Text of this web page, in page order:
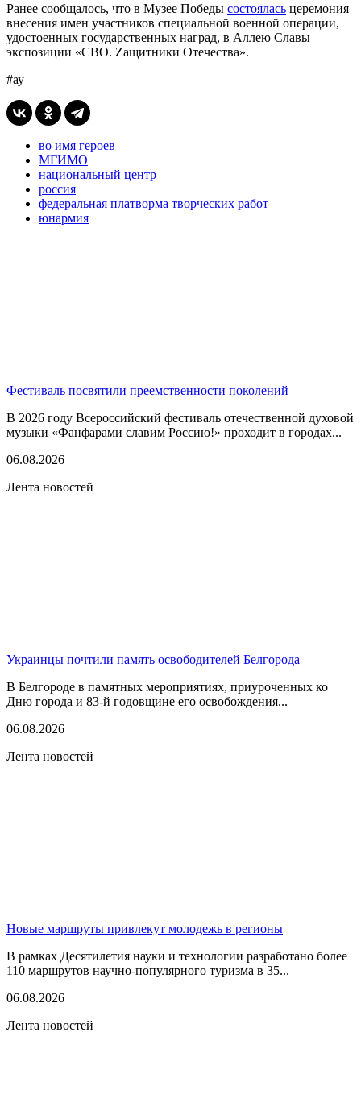
Ранее сообщалось, что в Музее Победы состоялась церемония
внесения имен участников специальной военной операции,
удостоенных государственных наград, в Аллею Славы
экспозиции «СВО. Zащитники Отечества».
#ау
во имя героев
МГИМО
национальный центр
россия
федеральная платворма творческих работ
юнармия
Фестиваль посвятили преемственности поколений
В 2026 году Всероссийский фестиваль отечественной духовой
музыки «Фанфарами славим Россию!» проходит в городах...
06.08.2026
Лента новостей
Украинцы почтили память освободителей Белгорода
В Белгороде в памятных мероприятиях, приуроченных ко
Дню города и 83-й годовщине его освобождения...
06.08.2026
Лента новостей
Новые маршруты привлекут молодежь в регионы
В рамках Десятилетия науки и технологии разработано более
110 маршрутов научно-популярного туризма в 35...
06.08.2026
Лента новостей